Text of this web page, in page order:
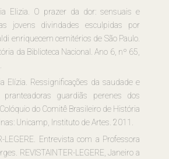
Elizia. O prazer da dor: sensuais e
jovens divindades esculpidas por
enriquecem cemitérios de São Paulo.
da Biblioteca Nacional. Ano 6, nº 65,
Elízia. Ressignificações da saudade e
pranteadoras guardiãs perenes dos
do Comitê Brasileiro de História
Unicamp, Instituto de Artes. 2011.
LEGERE. Entrevista com a Professora
REVISTAINTER-LEGERE, Janeiro a